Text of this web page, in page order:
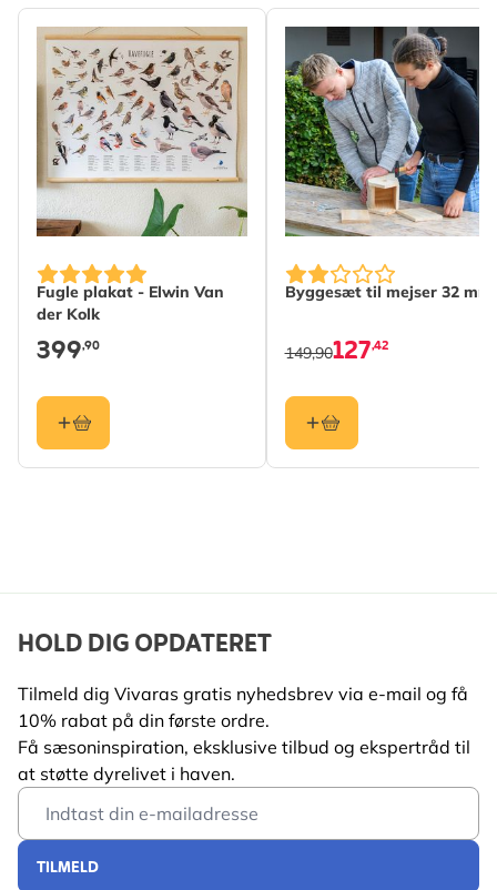
Bredde
Højde 312 mm
Længde 14 mm
Vægt 0.39 kg
Materiale Metal
Læs mere
Fugle plakat - Elwin Van
der Kolk
399,90
Byggesæt til mejser 32 mm
127,42
149,90
HOLD DIG OPDATERET
Tilmeld dig Vivaras gratis nyhedsbrev via e-mail og få
10% rabat på din første ordre.
Få sæsoninspiration, eksklusive tilbud og ekspertråd til
at støtte dyrelivet i haven.
Email Address
TILMELD